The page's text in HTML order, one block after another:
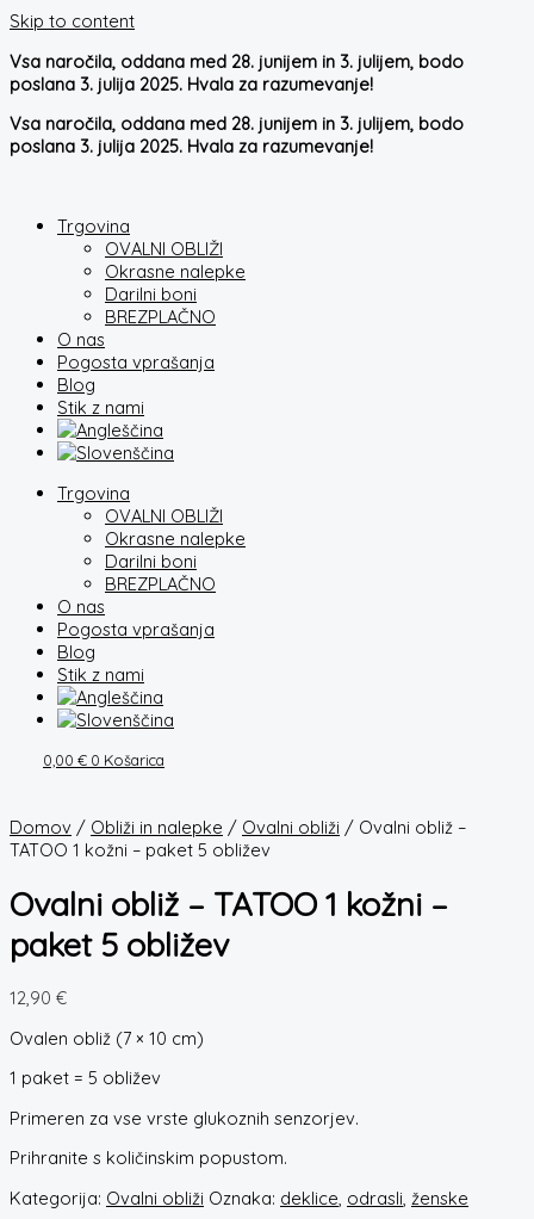
Skip to content
Vsa naročila, oddana med 28. junijem in 3. julijem, bodo
poslana 3. julija 2025. Hvala za razumevanje!
Vsa naročila, oddana med 28. junijem in 3. julijem, bodo
poslana 3. julija 2025. Hvala za razumevanje!
Trgovina
OVALNI OBLIŽI
Okrasne nalepke
Darilni boni
BREZPLAČNO
O nas
Pogosta vprašanja
Blog
Stik z nami
Trgovina
OVALNI OBLIŽI
Okrasne nalepke
Darilni boni
BREZPLAČNO
O nas
Pogosta vprašanja
Blog
Stik z nami
0,00 € 0 Košarica
Domov / Obliži in nalepke / Ovalni obliži / Ovalni obliž –
TATOO 1 kožni – paket 5 obližev
Ovalni obliž – TATOO 1 kožni –
paket 5 obližev
12,90 €
Ovalen obliž (7 × 10 cm)
1 paket = 5 obližev
Primeren za vse vrste glukoznih senzorjev.
Prihranite s količinskim popustom.
Kategorija: Ovalni obliži Oznaka: deklice, odrasli, ženske